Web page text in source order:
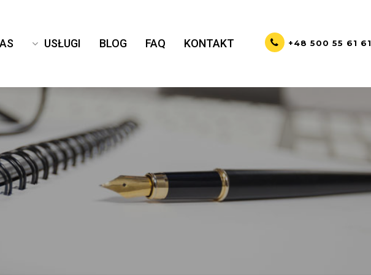
USŁUGI BLOG FAQ KONTAKT +48 500 55 61 61